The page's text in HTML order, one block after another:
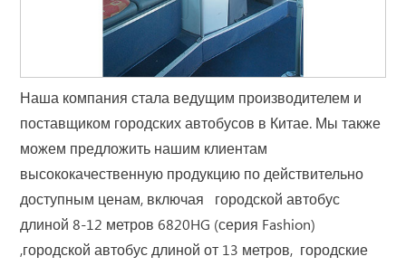
Наша компания стала ведущим производителем и
поставщиком городских автобусов в Китае. Мы также
можем предложить нашим клиентам
высококачественную продукцию по действительно
доступным ценам, включая городской автобус
длиной 8-12 метров 6820HG (серия Fashion)
,городской автобус длиной от 13 метров, городские